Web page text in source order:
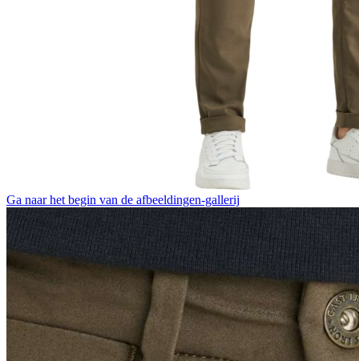
Ga naar het begin van de afbeeldingen-gallerij